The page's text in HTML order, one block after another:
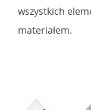
wszystkich
materiałem.